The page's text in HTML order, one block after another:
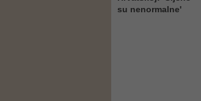
su nenormalne'